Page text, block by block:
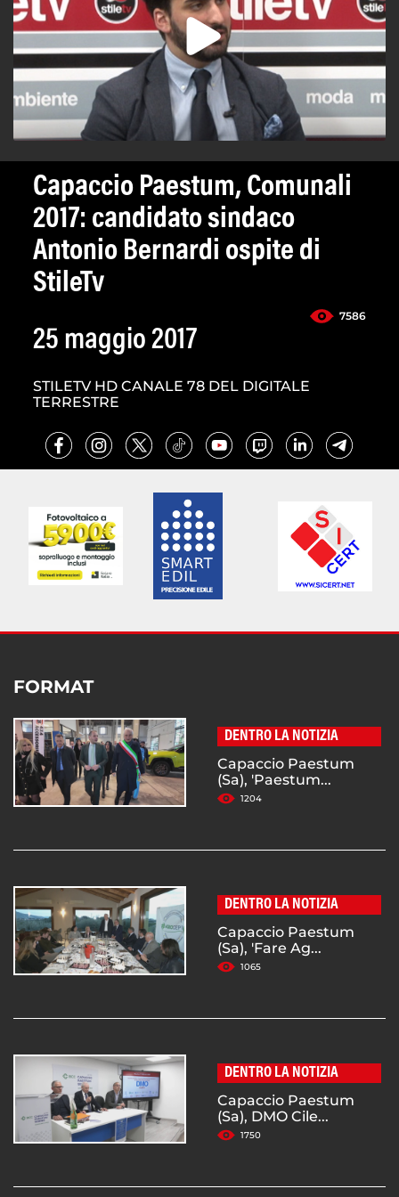
Capaccio Paestum, Comunali
2017: candidato sindaco
Antonio Bernardi ospite di
StileTv
7586
25 maggio 2017
STILETV HD CANALE 78 DEL DIGITALE
TERRESTRE
FORMAT
DENTRO LA NOTIZIA
Capaccio Paestum
(Sa), 'Paestum...
1204
DENTRO LA NOTIZIA
Capaccio Paestum
(Sa), 'Fare Ag...
1065
DENTRO LA NOTIZIA
Capaccio Paestum
(Sa), DMO Cile...
1750